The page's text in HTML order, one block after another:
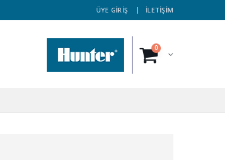
ÜYE GİRİŞ İLETİŞİM
0